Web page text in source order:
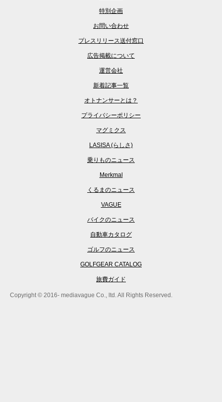
特別企画
お問い合わせ
プレスリリース送付窓口
広告掲載について
運営会社
新着記事一覧
オトナンサーとは？
プライバシーポリシー
マグミクス
LASISA (らしさ)
乗りものニュース
Merkmal
くるまのニュース
VAGUE
バイクのニュース
自動車カタログ
ゴルフのニュース
GOLFGEAR CATALOG
旅費ガイド
Copyright © 2016- mediavague Co., ltd. All Rights Reserved.